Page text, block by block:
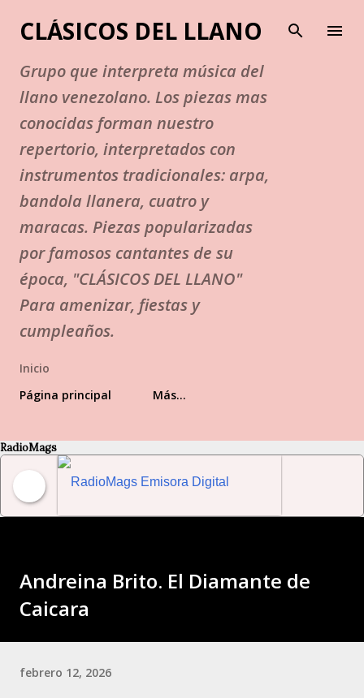
Ir al contenido principal
CLÁSICOS DEL LLANO
Grupo que interpreta música del
llano venezolano. Los piezas mas
conocidas forman nuestro
repertorio, interpretados con
instrumentos tradicionales: arpa,
bandola llanera, cuatro y
maracas. Piezas popularizadas
por famosos cantantes de su
época, "CLÁSICOS DEL LLANO"
Para amenizar, fiestas y
cumpleaños.
Inicio
Página principal
Más…
RadioMags
Andreina Brito. El Diamante de
Caicara
febrero 12, 2026